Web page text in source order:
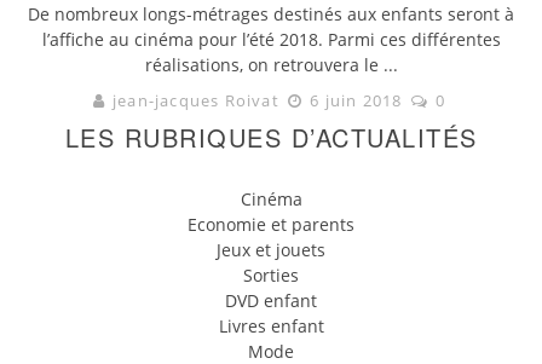
De nombreux longs-métrages destinés aux enfants seront à
l’affiche au cinéma pour l’été 2018. Parmi ces différentes
réalisations, on retrouvera le ...
jean-jacques Roivat 6 juin 2018 0
LES RUBRIQUES D’ACTUALITÉS
Cinéma
Economie et parents
Jeux et jouets
Sorties
DVD enfant
Livres enfant
Mode